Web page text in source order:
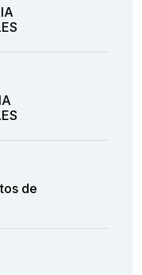
de